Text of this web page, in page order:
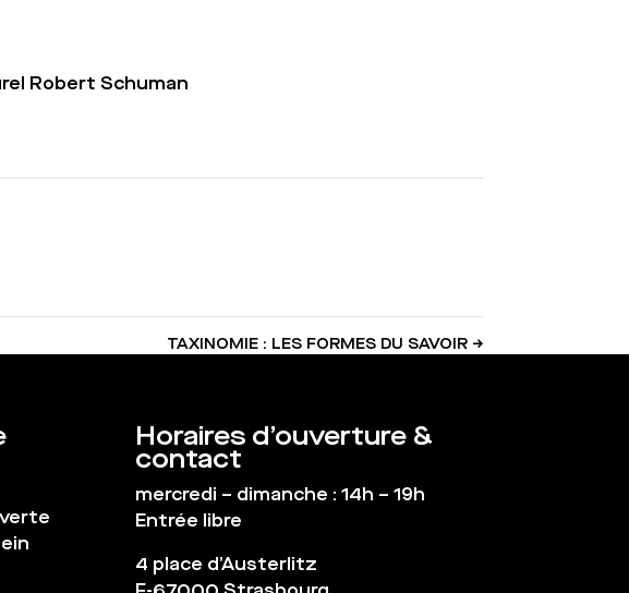
Robert Schuman
TAXINOMIE : LES FORMES DU SAVOIR →
Horaires d’ouverture &
contact
mercredi – dimanche : 14h – 19h
Entrée libre
4 place d’Austerlitz